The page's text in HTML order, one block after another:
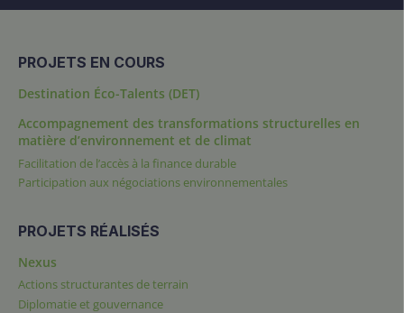
PROJETS EN COURS
Destination Éco-Talents (DET)
Accompagnement des transformations structurelles en
matière d’environnement et de climat
Facilitation de l’accès à la finance durable
Participation aux négociations environnementales
PROJETS RÉALISÉS
Nexus
Actions structurantes de terrain
Diplomatie et gouvernance